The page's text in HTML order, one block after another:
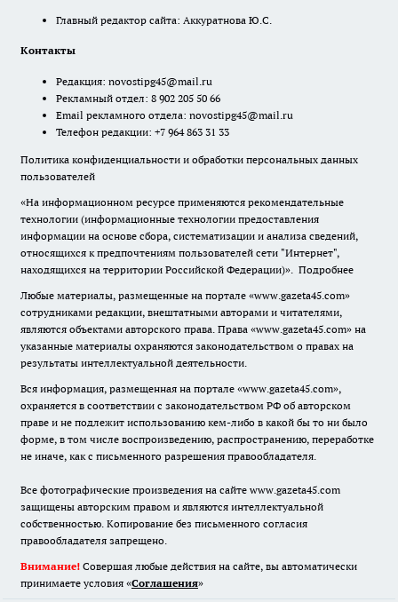
Главный редактор сайта: Аккуратнова Ю.С.
Контакты
Редакция: novostipg45@mail.ru
Рекламный отдел: 8 902 205 50 66
Email рекламного отдела: novostipg45@mail.ru
Телефон редакции: +7 964 863 31 33
Политика конфиденциальности и обработки персональных данных
пользователей
«На информационном ресурсе применяются рекомендательные
технологии (информационные технологии предоставления
информации на основе сбора, систематизации и анализа сведений,
относящихся к предпочтениям пользователей сети "Интернет",
находящихся на территории Российской Федерации)». Подробнее
Любые материалы, размещенные на портале «www.gazeta45.com»
сотрудниками редакции, внештатными авторами и читателями,
являются объектами авторского права. Права «www.gazeta45.com» на
указанные материалы охраняются законодательством о правах на
результаты интеллектуальной деятельности.
Вся информация, размещенная на портале «www.gazeta45.com»,
охраняется в соответствии с законодательством РФ об авторском
праве и не подлежит использованию кем-либо в какой бы то ни было
форме, в том числе воспроизведению, распространению, переработке
не иначе, как с письменного разрешения правообладателя.
Все фотографические произведения на сайте www.gazeta45.com
защищены авторским правом и являются интеллектуальной
собственностью. Копирование без письменного согласия
правообладателя запрещено.
Внимание! Совершая любые действия на сайте, вы автоматически
принимаете условия «Cоглашения»